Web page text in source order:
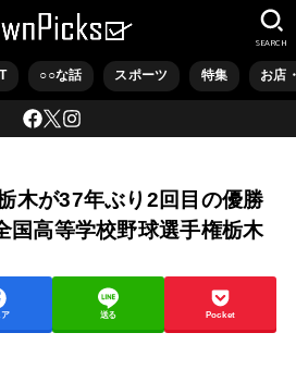
○○な話 スポーツ 特集 お店
SEARCH
木が37年ぶり2回目の優勝
国高等学校野球選手権栃木
送る Pocket